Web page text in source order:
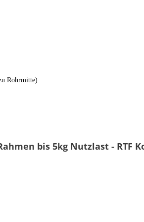
Rohrmitte)
bis 5kg Nutzlast - RTF